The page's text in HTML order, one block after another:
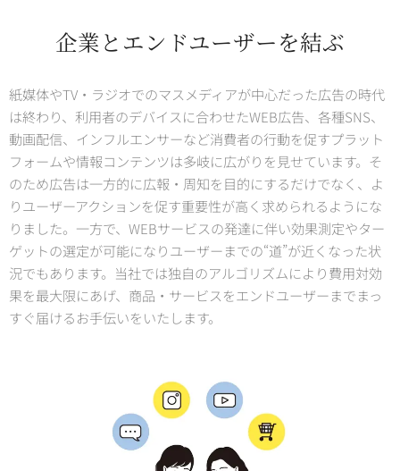
企業とエンドユーザーを結ぶ
紙媒体やTV・ラジオでのマスメディアが中心だった広告の時代
は終わり、利用者のデバイスに合わせたWEB広告、各種SNS、
動画配信、インフルエンサーなど消費者の行動を促すプラット
フォームや情報コンテンツは多岐に広がりを見せています。そ
のため広告は一方的に広報・周知を目的にするだけでなく、よ
りユーザーアクションを促す重要性が高く求められるようにな
りました。一方で、WEBサービスの発達に伴い効果測定やター
ゲットの選定が可能になりユーザーまでの“道”が近くなった状
況でもあります。当社では独自のアルゴリズムにより費用対効
果を最大限にあげ、商品・サービスをエンドユーザーまでまっ
すぐ届けるお手伝いをいたします。